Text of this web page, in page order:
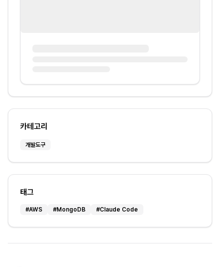
카테고리
개발도구
태그
#AWS #MongoDB #Claude Code